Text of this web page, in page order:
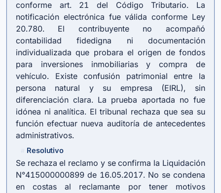
conforme art. 21 del Código Tributario. La
notificación electrónica fue válida conforme Ley
20.780. El contribuyente no acompañó
contabilidad fidedigna ni documentación
individualizada que probara el origen de fondos
para inversiones inmobiliarias y compra de
vehículo. Existe confusión patrimonial entre la
persona natural y su empresa (EIRL), sin
diferenciación clara. La prueba aportada no fue
idónea ni analítica. El tribunal rechaza que sea su
función efectuar nueva auditoría de antecedentes
administrativos.
Resolutivo
Se rechaza el reclamo y se confirma la Liquidación
N°415000000899 de 16.05.2017. No se condena
en costas al reclamante por tener motivos